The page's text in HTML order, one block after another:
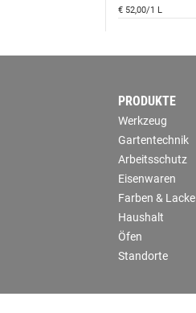
€ 52,00/1 L
PRODUKTE
Werkzeug
Gartentechnik
Arbeitsschutz
Eisenwaren
Farben & Lacke
Haushalt
Öfen
Standorte